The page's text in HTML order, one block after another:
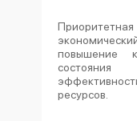
повышение
ресурсов.